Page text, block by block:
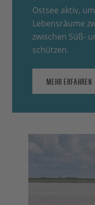
Ostsee aktiv,
Lebensräume
zwischen Süß-
schützen.
MEHR ERFAHREN